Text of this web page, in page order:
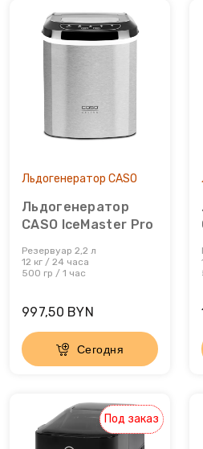
Льдогенератор CASO
Льдогенератор
CASO IceMaster Pro
Резервуар 2,2 л
12 кг / 24 часа
500 гр / 1 час
997,50 BYN
Сегодня
Под заказ
Шкаф для сухого вызревания мяса
Диспенсеры
Камерные вакууматоры
Кофеварки
Кофемашины
Кофемолки
Кухонные комбайны
Маслопресс
Пароочистители
Утюги и отпариватели
Фены